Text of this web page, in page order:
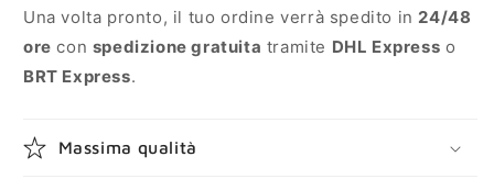
Una volta pronto, il tuo ordine verrà spedito in 24/48
ore con spedizione gratuita tramite DHL Express o
BRT Express.
Massima qualità